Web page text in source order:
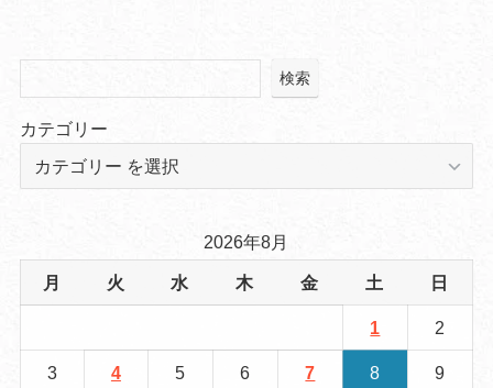
検索
カテゴリー
2026年8月
月 火 水 木 金 土 日
1 2
3 4 5 6 7 8 9